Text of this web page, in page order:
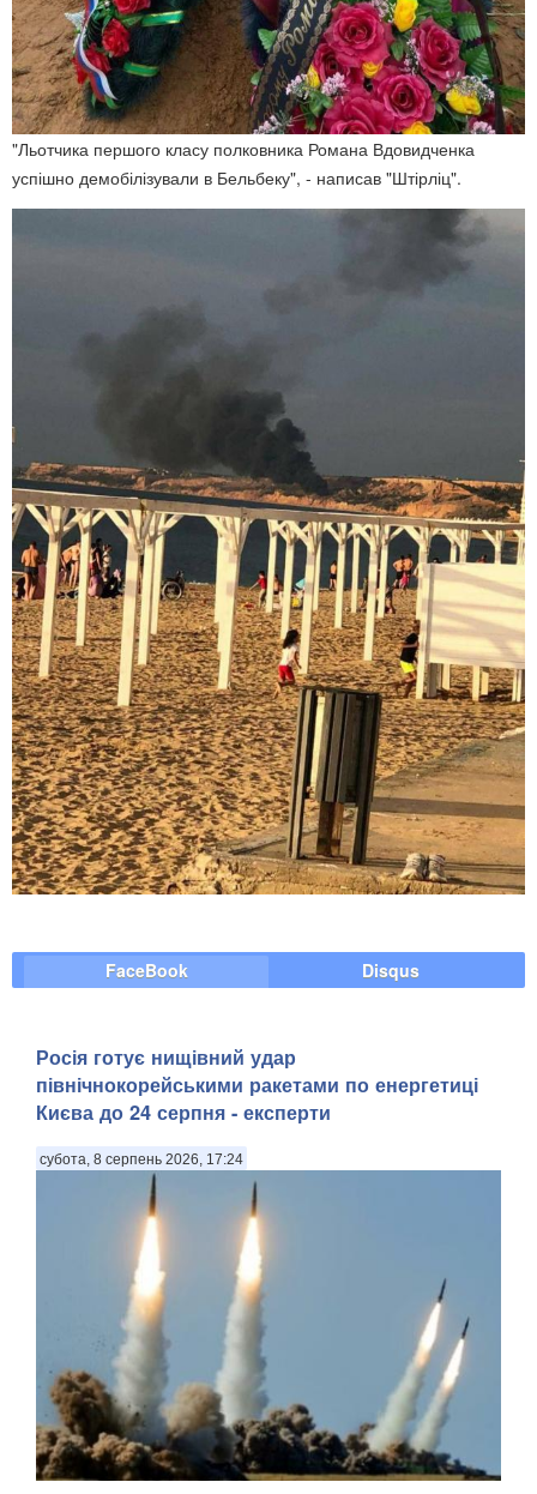
"Льотчика першого класу полковника Романа Вдовидченка
успішно демобілізували в Бельбеку", - написав "Штірліц".
FaceBook Disqus
Росія готує нищівний удар
північнокорейськими ракетами по енергетиці
Києва до 24 серпня - експерти
субота, 8 серпень 2026, 17:24